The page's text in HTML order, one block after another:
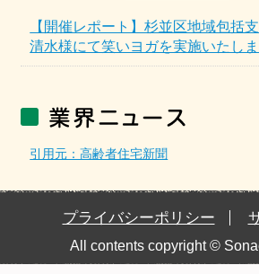
【開催レポート】杉並区地域包括
清水様にて笑いヨガを実施いたし
引用元：高齢者住宅新聞
プライバシーポリシー
All contents copyright ©